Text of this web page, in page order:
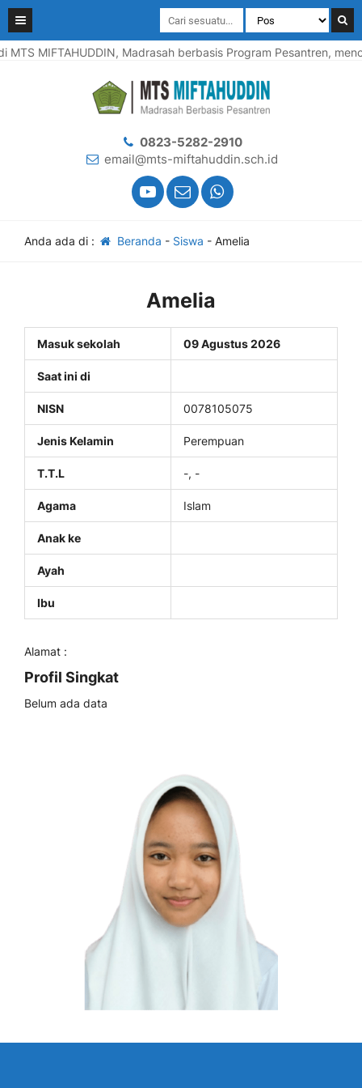
MIFTAHUDDIN, Madrasah berbasis Program Pesantren,
0823-5282-2910
email@mts-miftahuddin.sch.id
Anda ada di : Beranda - Siswa - Amelia
Amelia
Masuk sekolah 09 Agustus 2026
Saat ini di
NISN 0078105075
Jenis Kelamin Perempuan
T.T.L -, -
Agama Islam
Anak ke
Ayah
Ibu
Alamat :
Profil Singkat
Belum ada data